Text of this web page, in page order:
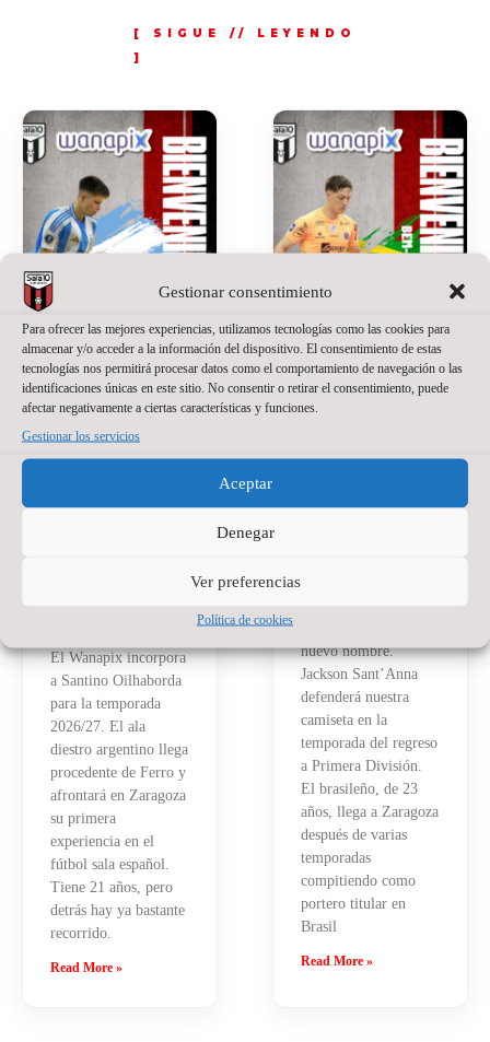
Gestionar consentimiento
Para ofrecer las mejores experiencias, utilizamos tecnologías como las cookies para
almacenar y/o acceder a la información del dispositivo. El consentimiento de estas
tecnologías nos permitirá procesar datos como el comportamiento de navegación o las
identificaciones únicas en este sitio. No consentir o retirar el consentimiento, puede
afectar negativamente a ciertas características y funciones.
Gestionar los servicios
Aceptar
Denegar
Ver preferencias
Política de cookies
SANTINO
OILHABORDA,
UNA APUESTA
Y FUTURO
27 de julio de 2026
No
El Wanapix incorpora
a Santino Oilhaborda
para la temporada
2026/27. El ala
diestro argentino llega
procedente de Ferro y
afrontará en Zaragoza
su primera
experiencia en el
fútbol sala español.
Tiene 21 años, pero
detrás hay ya bastante
recorrido.
Read More »
JACKSON
NUEVO
WANAPIX
La portería del
nuevo nombre.
Jackson Sant’Anna
defenderá nuestra
camiseta en la
temporada del regreso
a Primera División.
El brasileño, de 23
años, llega a Zaragoza
después de varias
temporadas
compitiendo como
portero titular en
Brasil
Read More »